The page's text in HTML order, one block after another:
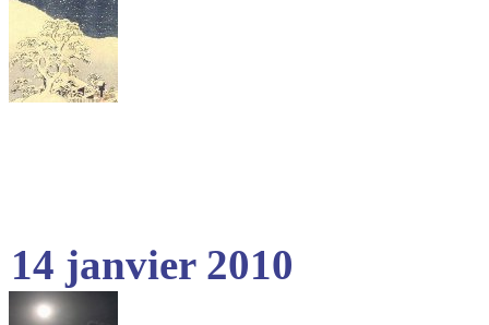
14 janvier 2010